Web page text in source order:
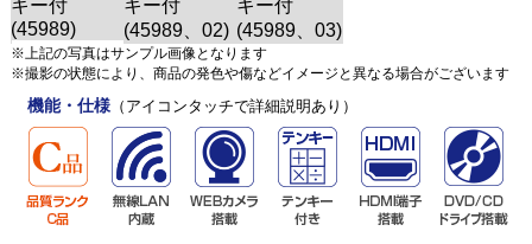
※上記の写真はサンプル画像となります
※撮影の状態により、商品の発色や傷などイメージと異なる場合がございます
機能・仕様（アイコンタッチで詳細説明あり）